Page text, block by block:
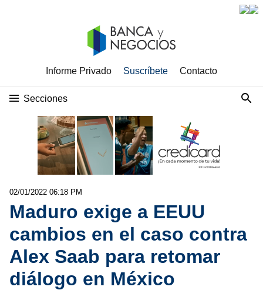
Informe Privado Suscríbete Contacto
Secciones
02/01/2022 06:18 PM
Maduro exige a EEUU
cambios en el caso contra
Alex Saab para retomar
diálogo en México